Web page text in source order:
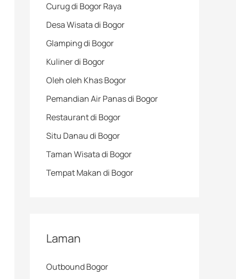
Curug di Bogor Raya
Desa Wisata di Bogor
Glamping di Bogor
Kuliner di Bogor
Oleh oleh Khas Bogor
Pemandian Air Panas di Bogor
Restaurant di Bogor
Situ Danau di Bogor
Taman Wisata di Bogor
Tempat Makan di Bogor
Laman
Outbound Bogor